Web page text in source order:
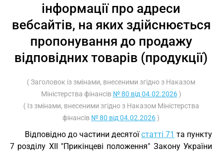
інформації про адреси
вебсайтів, на яких здійснюється
пропонування до продажу
відповідних товарів (продукції)
( Заголовок із змінами, внесеними згідно з Наказом
Міністерства фінансів № 80 від 04.02.2026)
( Із змінами, внесеними згідно з Наказом Міністерства
фінансів № 80 від 04.02.2026)
Відповідно до частини десятоїстатті 71 та пункту
7 розділу XII "Прикінцеві положення" Закону України